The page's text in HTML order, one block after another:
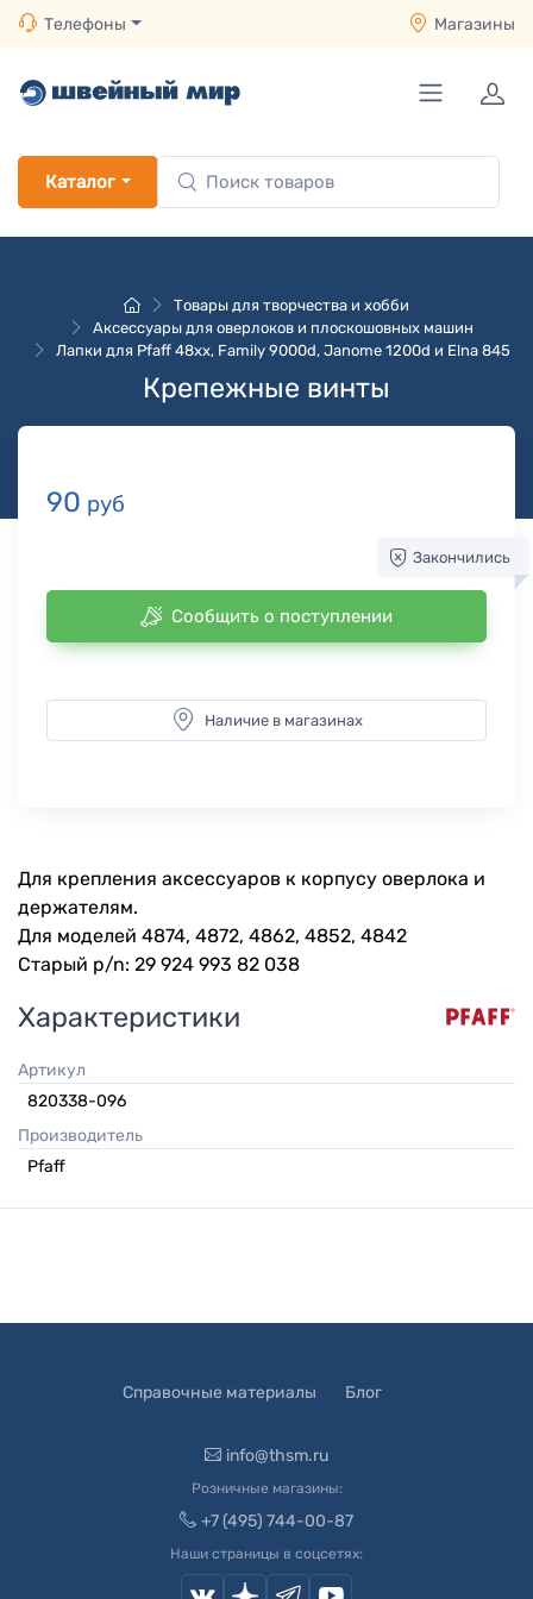
Телефоны Магазины
Каталог
Товары для творчества и хобби
Аксессуары для оверлоков и плоскошовных машин
Лапки для Pfaff 48хх, Family 9000d, Janome 1200d и Elna 845
Крепежные винты
90 руб
Закончились
Сообщить о поступлении
Наличие в магазинах
Для крепления аксессуаров к корпусу оверлока и
держателям.
Для моделей 4874, 4872, 4862, 4852, 4842
Старый p/n: 29 924 993 82 038
Характеристики
Артикул
820338-096
Производитель
Pfaff
Справочные материалы Блог
info@thsm.ru
Розничные магазины:
+7 (495) 744-00-87
Наши страницы в соцсетях: